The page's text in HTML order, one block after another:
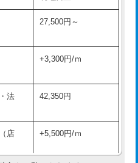
16,500円
現場見積
です。
） 16,500円
ｍ超
27,500円～
+3,300円/ｍ
法
42,350円
店
+5,500円/ｍ